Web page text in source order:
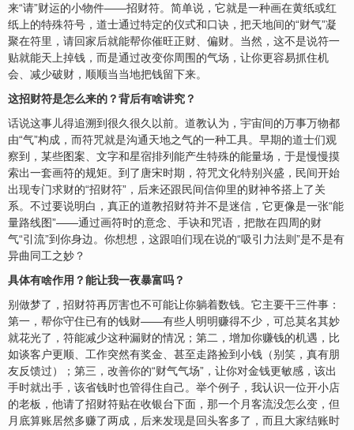
来“请”财运的小物件——招财符。简单说，它就是一种画在黄纸或红
纸上的特殊符号，道士通过特定的仪式和口诀，把天地间的“财气”凝
聚在符里，请回家后就能帮你催旺正财、偏财。当然，这不是说符一
贴就能天上掉钱，而是通过改变你周围的气场，让你更容易抓住机
会、减少破财，顺顺当当地把钱留下来。
这招财符是怎么来的？背后有啥讲究？
话说这事儿得追溯到很久很久以前。道教认为，宇宙间的万事万物都
由“气”构成，而符咒就是沟通天地之气的一种工具。早期的道士们观
察到，某些图案、文字和星宿排列能产生特殊的能量场，于是慢慢摸
索出一套画符的规矩。到了唐宋时期，符咒文化特别兴盛，民间开始
出现专门求财的“招财符”，后来还跟民间信仰里的财神爷搭上了关
系。不过要说明白，真正的道教招财符并不是迷信，它更像是一张“能
量路线图”——通过画符时的意念、手诀和咒语，把散在四周的财
气“引流”到你身边。你想想，这跟咱们现在说的“吸引力法则”是不是有
异曲同工之妙？
具体有啥作用？能让我一夜暴富吗？
别做梦了，招财符再厉害也不可能让你躺着数钱。它主要干三件事：
第一，帮你守住已有的钱财——有些人明明赚得不少，可总莫名其妙
就花光了，符能减少这种漏财的情况；第二，增加你赚钱的机遇，比
如谈客户更顺、工作突然有奖金、甚至走路捡到小钱（别笑，真有朋
友反馈过）；第三，改善你的“财气气场”，让你对金钱更敏感，该出
手时就出手，该省钱时也管得住自己。举个例子，我认识一位开小店
的老板，他请了招财符贴在收银台下面，那一个月客流没怎么变，但
月底算账居然多赚了两成，后来发现是回头客多了，而且大家结账时